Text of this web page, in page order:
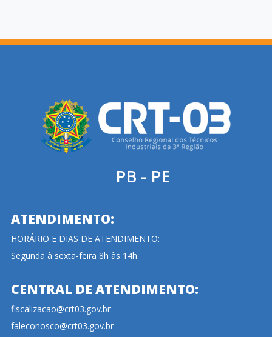
PB - PE
ATENDIMENTO:
HORÁRIO E DIAS DE ATENDIMENTO:
Segunda à sexta-feira 8h às 14h
CENTRAL DE ATENDIMENTO:
fiscalizacao@crt03.gov.br
faleconosco@crt03.gov.br